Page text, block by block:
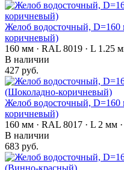
Желоб водосточный,
коричневый)
160 мм · RAL 8019 · L 1.25
В наличии
427 руб.
Желоб водосточный,
коричневый)
160 мм · RAL 8017 · L 2 мм
В наличии
683 руб.